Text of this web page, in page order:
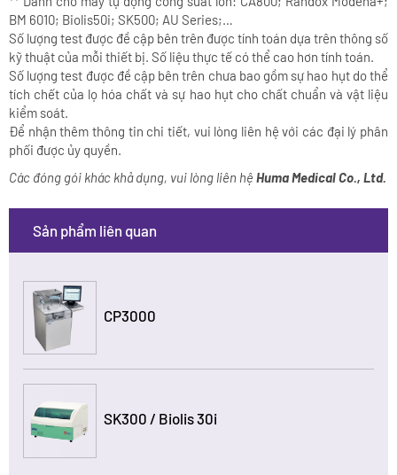
BM 6010; Biolis50i; SK500; AU Series;…
Số lượng test được đề cập bên trên được tính toán dựa trên thông số
kỹ thuật của mỗi thiết bị. Số liệu thực tế có thể cao hơn tính toán.
Số lượng test được đề cập bên trên chưa bao gồm sự hao hụt do thể
tích chết của lọ hóa chất và sự hao hụt cho chất chuẩn và vật liệu
kiểm soát.
Để nhận thêm thông tin chi tiết, vui lòng liên hệ với các đại lý phân
phối được ủy quyền.
Các đóng gói khác khả dụng, vui lòng liên hệ Huma Medical Co., Ltd.
Sản phẩm liên quan
CP3000
SK300 / Biolis 30i